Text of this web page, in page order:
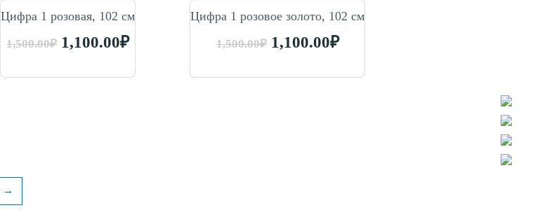
Цифра 1 розовая, 102 см
1,500.00₽ 1,100.00₽
Цифра 1 розовое золото, 102 см
1,500.00₽ 1,100.00₽
→